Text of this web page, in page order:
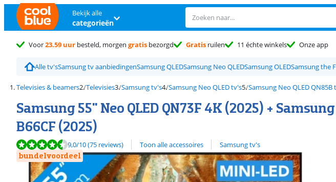
Bekijk alle
categorieën
Voor23.59 uur besteld, morgen gratis bezorgd Gratis ruilen 11 échte winkels Onze app
Alle tv'sSamsung tv aanbiedingenSamsung QLEDSamsung Neo QLEDSamsung OLEDSamsung the
Televisies & beamers Televisies Samsung tv's Samsung Neo QLED tv's Samsung Neo QLED QN85B
Samsung 55" Neo QLED QN73F 4K (2025) +
B66CF (2025)
Beoordeling is 9,0 van de 10, gebaseerd op 75 reviews.
9,0/10(75 reviews) Toon alle accessoires
Bekijk alle Samsung tv's
bundelvoordeel